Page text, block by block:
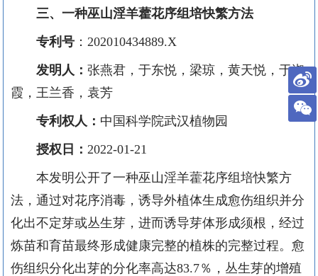
三、一种巫山淫羊藿花序组培快繁方法
专利号 ： 202010434889.X
发明人： 张燕君 ，于东悦，梁琼，黄天悦，于淑
霞，王兰香，袁芳
专利权人： 中国科学院武汉植物园
授权日： 2022-01-21
本发明公开了一种巫山淫羊藿花序组培快繁方
法，通过对花序消毒，诱导外植体生成愈伤组织并分
化出不定芽或丛生芽，进而诱导芽体形成须根，经过
炼苗和育苗最终形成健康完整的植株的完整过程。愈
伤组织分化出芽的分化率高达83.7％，丛生芽的增殖